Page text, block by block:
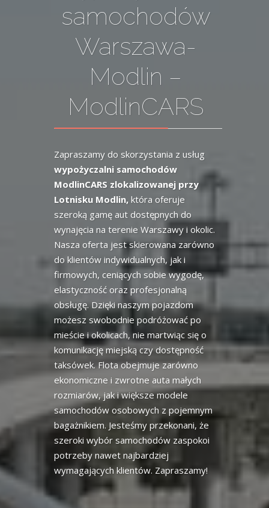
samochodów
Warszawa-
Modlin –
ModlinCARS
Zapraszamy do skorzystania z usług
wypożyczalni samochodów
ModlinCARS zlokalizowanej przy
Lotnisku Modlin, która oferuje
szeroką gamę aut dostępnych do
wynajęcia na terenie Warszawy i okolic.
Nasza oferta jest skierowana zarówno
do klientów indywidualnych, jak i
firmowych, ceniących sobie wygodę,
elastyczność oraz profesjonalną
obsługę. Dzięki naszym pojazdom
możesz swobodnie podróżować po
mieście i okolicach, nie martwiąc się o
komunikację miejską czy dostępność
taksówek. Flota obejmuje zarówno
ekonomiczne i zwrotne auta małych
rozmiarów, jak i większe modele
samochodów osobowych z pojemnym
bagażnikiem. Jesteśmy przekonani, że
szeroki wybór samochodów zaspokoi
potrzeby nawet najbardziej
wymagających klientów. Zapraszamy!